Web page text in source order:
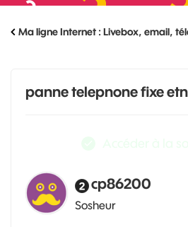
Ma ligne Internet : Livebox, email,
panne telepnone fixe
cp86200
Sosheur